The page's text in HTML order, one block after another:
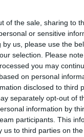
of the sale, sharing to
or sensitive
by us, please use the
selection. Please
you may
on personal
disclosed to third
separately opt-out of
information by
participants. This
us to third parties on the
e-mail σας τα
Πολιτισμό!
το Culturenow.gr